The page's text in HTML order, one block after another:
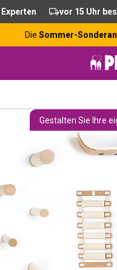
vor 15 Uhr
Die Sommer-
Gestalten Sie Ihre